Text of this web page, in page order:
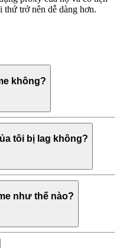
trở nên dễ dàng hơn.
không?
tôi bị lag không?
như thế nào?